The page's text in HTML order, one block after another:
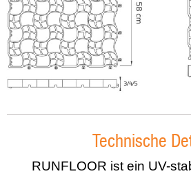
Technische
RUNFLOOR ist ein UV-